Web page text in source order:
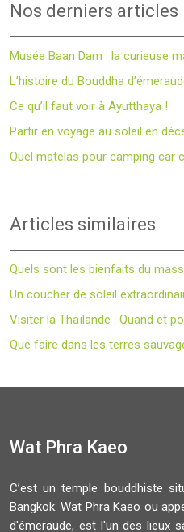
Nos derniers articles
Musée Baan Dam : la curieuse
L’histoire du Bouddha
Ce qu’il faut voir à Ayutthaya !
Partir en voyage au soleil en
Quel matelas pour camping car
Articles similaires
Quels sont les bienfaits du
Un coucher de soleil
Visiter la Thaïlande : Quand et
Que faire dans les terres
Wat Phra Kaeo
C’est un temple bouddhiste
Bangkok. Wat Phra Kaeo ou
d'émeraude, est l'un des lieux